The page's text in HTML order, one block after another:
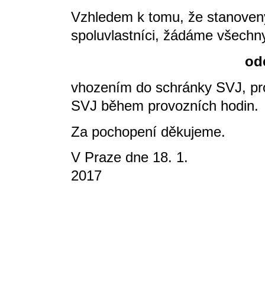
Vzhledem k tomu, že
spoluvlastníci, žádáme
odevzdali
vhozením do schránky SVJ,
SVJ během provozních hodin.
Za pochopení děkujeme.
V Praze dne 18. 1.
2017